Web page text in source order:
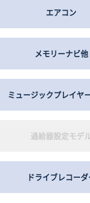
エアコン
メモリーナビ他
ミュージックプレイヤ
過給器設定モデ
ドライブレコーダ